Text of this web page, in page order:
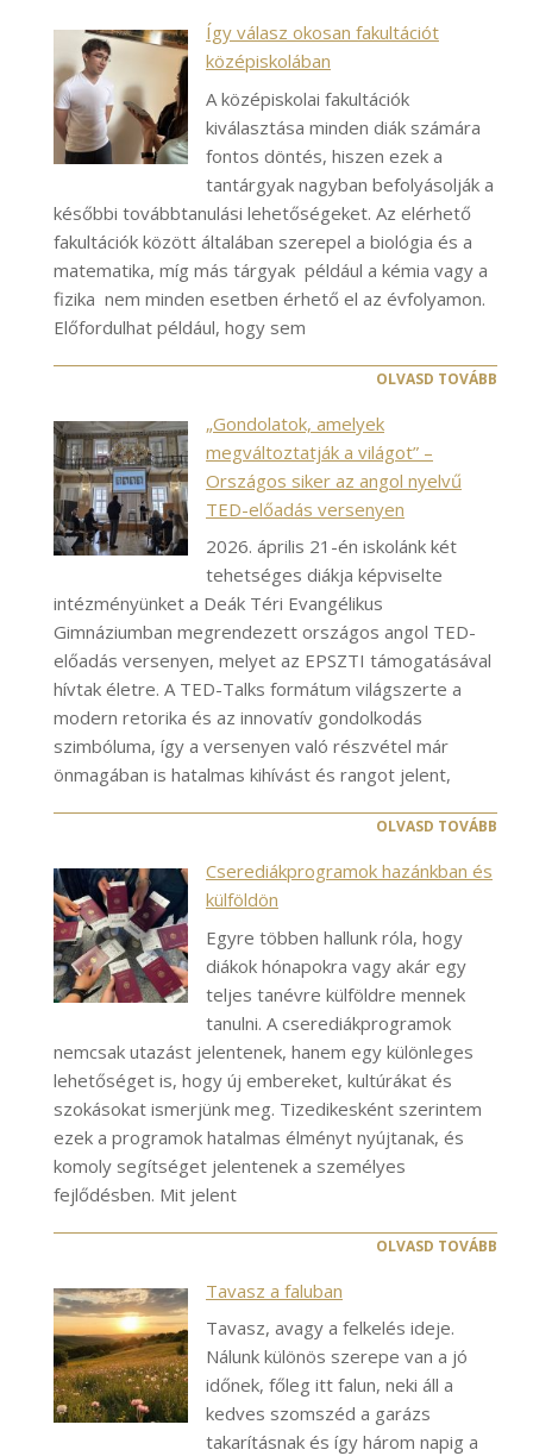
Így válasz okosan fakultációt
középiskolában
A középiskolai fakultációk
kiválasztása minden diák számára
fontos döntés, hiszen ezek a
tantárgyak nagyban befolyásolják a
későbbi továbbtanulási lehetőségeket. Az elérhető
fakultációk között általában szerepel a biológia és a
matematika, míg más tárgyak például a kémia vagy a
fizika nem minden esetben érhető el az évfolyamon.
Előfordulhat például, hogy sem
OLVASD TOVÁBB
„Gondolatok, amelyek
megváltoztatják a világot” –
Országos siker az angol nyelvű
TED-előadás versenyen
2026. április 21-én iskolánk két
tehetséges diákja képviselte
intézményünket a Deák Téri Evangélikus
Gimnáziumban megrendezett országos angol TED-
előadás versenyen, melyet az EPSZTI támogatásával
hívtak életre. A TED-Talks formátum világszerte a
modern retorika és az innovatív gondolkodás
szimbóluma, így a versenyen való részvétel már
önmagában is hatalmas kihívást és rangot jelent,
OLVASD TOVÁBB
Cserediákprogramok hazánkban és
külföldön
Egyre többen hallunk róla, hogy
diákok hónapokra vagy akár egy
teljes tanévre külföldre mennek
tanulni. A cserediákprogramok
nemcsak utazást jelentenek, hanem egy különleges
lehetőséget is, hogy új embereket, kultúrákat és
szokásokat ismerjünk meg. Tizedikesként szerintem
ezek a programok hatalmas élményt nyújtanak, és
komoly segítséget jelentenek a személyes
fejlődésben. Mit jelent
OLVASD TOVÁBB
Tavasz a faluban
Tavasz, avagy a felkelés ideje.
Nálunk különös szerepe van a jó
időnek, főleg itt falun, neki áll a
kedves szomszéd a garázs
takarításnak és így három napig a